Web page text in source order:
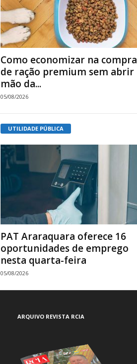
Como economizar na compra
de ração premium sem abrir
mão da...
05/08/2026
UTILIDADE PÚBLICA
PAT Araraquara oferece 16
oportunidades de emprego
nesta quarta-feira
05/08/2026
ARQUIVO REVISTA RCIA